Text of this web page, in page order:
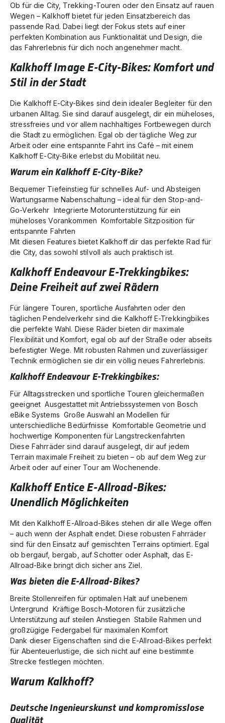
Ob für die City, Trekking-Touren oder den Einsatz auf rauen
Wegen – Kalkhoff bietet für jeden Einsatzbereich das
passende Rad. Dabei liegt der Fokus stets auf einer
perfekten Kombination aus Funktionalität und Design, die
das Fahrerlebnis für dich noch angenehmer macht.
Kalkhoff Image E-City-Bikes: Komfort und
Stil in der Stadt
Die Kalkhoff E-City-Bikes sind dein idealer Begleiter für den
urbanen Alltag. Sie sind darauf ausgelegt, dir ein müheloses,
stressfreies und vor allem nachhaltiges Fortbewegen durch
die Stadt zu ermöglichen. Egal ob der tägliche Weg zur
Arbeit oder eine entspannte Fahrt ins Café – mit einem
Kalkhoff E-City-Bike erlebst du Mobilität neu.
Warum ein Kalkhoff E-City-Bike?
Bequemer Tiefeinstieg für schnelles Auf- und Absteigen
Wartungsarme Nabenschaltung – ideal für den Stop-and-
Go-Verkehr Integrierte Motorunterstützung für ein
müheloses Vorankommen Komfortable Sitzposition für
entspannte Fahrten
Mit diesen Features bietet Kalkhoff dir das perfekte Rad für
die City, das sowohl stilvoll als auch praktisch ist.
Kalkhoff Endeavour E-Trekkingbikes:
Deine Freiheit auf zwei Rädern
Für längere Touren, sportliche Ausfahrten oder den
täglichen Pendelverkehr sind die Kalkhoff E-Trekkingbikes
die perfekte Wahl. Diese Räder bieten dir maximale
Flexibilität und Komfort, egal ob auf der Straße oder abseits
befestigter Wege. Mit robusten Rahmen und zuverlässiger
Technik ermöglichen sie dir ein völlig neues Fahrerlebnis.
Kalkhoff Endeavour E-Trekkingbikes:
Für Alltagsstrecken und sportliche Touren gleichermaßen
geeignet Ausgestattet mit Antriebssystemen von Bosch
eBike Systems Große Auswahl an Modellen für
unterschiedliche Bedürfnisse Komfortable Geometrie und
hochwertige Komponenten für Langstreckenfahrten
Diese Fahrräder sind darauf ausgelegt, dir auf jedem
Terrain maximale Freiheit zu bieten – ob auf dem Weg zur
Arbeit oder auf einer Tour am Wochenende.
Kalkhoff Entice E-Allroad-Bikes:
Unendlich Möglichkeiten
Mit den Kalkhoff E-Allroad-Bikes stehen dir alle Wege offen
– auch wenn der Asphalt endet. Diese robusten Fahrräder
sind für den Einsatz auf gemischten Terrains optimiert. Egal
ob bergauf, bergab, auf Schotter oder Asphalt, das E-
Allroad-Bike bringt dich sicher ans Ziel.
Was bieten die E-Allroad-Bikes?
Breite Stollenreifen für optimalen Halt auf unebenem
Untergrund Kräftige Bosch-Motoren für zusätzliche
Unterstützung auf steilen Anstiegen Stabile Rahmen und
großzügige Federgabel für maximalen Komfort
Dank dieser Eigenschaften sind die E-Allroad-Bikes perfekt
für Abenteuerlustige, die sich nicht auf eine bestimmte
Strecke festlegen möchten.
Warum Kalkhoff?
Deutsche Ingenieurskunst und kompromisslose
Qualität